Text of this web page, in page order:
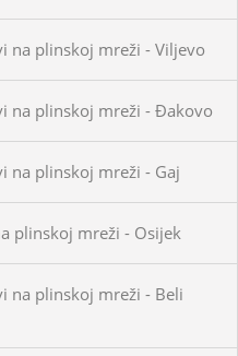
na plinskoj mreži - Viljevo
na plinskoj mreži - Đakovo
na plinskoj mreži - Gaj
plinskoj mreži - Osijek
na plinskoj mreži - Beli